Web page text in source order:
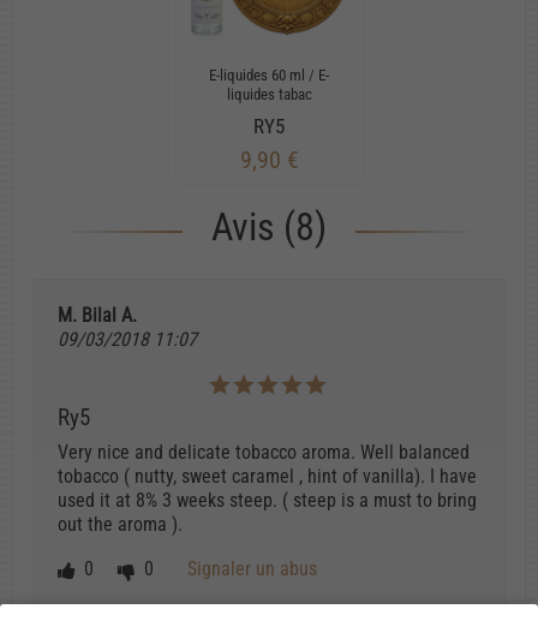
E-liquides 60 ml / E-
liquides tabac
RY5
9,90 €
Avis (8)
M. Bilal A.
09/03/2018 11:07
Ry5
Very nice and delicate tobacco aroma. Well balanced
tobacco ( nutty, sweet caramel , hint of vanilla). I have
used it at 8% 3 weeks steep. ( steep is a must to bring
out the aroma ).
0
0 Signaler un abus